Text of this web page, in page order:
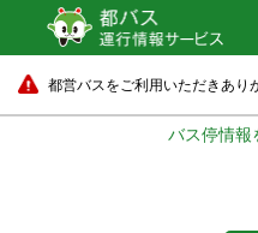
都営バスをご利用いただきあり
バス停情報